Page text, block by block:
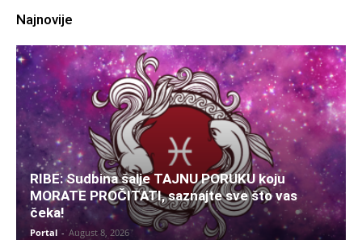
Najnovije
RIBE: Sudbina šalje TAJNU PORUKU koju
MORATE PROČITATI, saznajte sve što vas
čeka!
Portal - August 8, 2026